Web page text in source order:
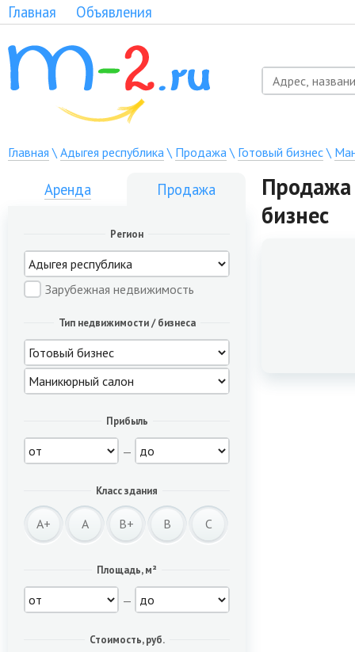
Главная Объявления
Главная \ Адыгея республика\ Продажа\ Готовый бизнес\
Аренда Продажа
Регион
Зарубежная недвижимость
Тип недвижимости / бизнеса
Прибыль
—
Класс здания
A+ A B+ B C
Площадь, м²
—
Стоимость, руб.
Продажа
бизнес